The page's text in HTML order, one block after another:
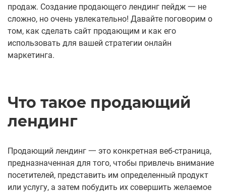
продаж. Создание продающего лендинг пейдж 一 не
сложно, но очень увлекательно! Давайте поговорим о
том, как сделать сайт продающим и как его
использовать для вашей стратегии онлайн
маркетинга.
Что такое продающий
лендинг
Продающий лендинг 一 это конкретная веб-страница,
предназначенная для того, чтобы привлечь внимание
посетителей, представить им определенный продукт
или услугу, а затем побудить их совершить желаемое